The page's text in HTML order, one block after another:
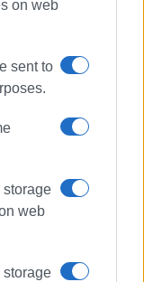
on web
sent to
storage
web
storage